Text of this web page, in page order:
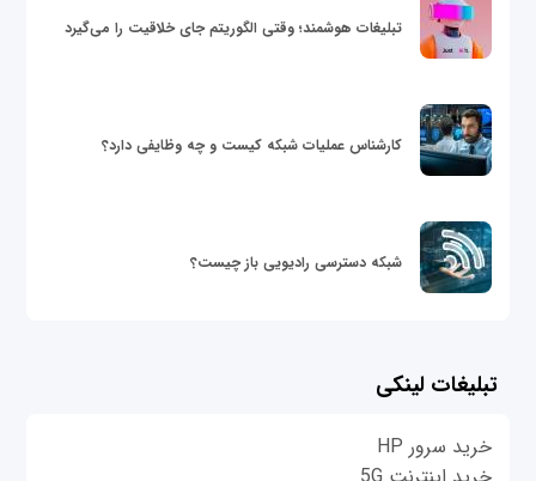
تبلیغات هوشمند؛ وقتی الگوریتم جای خلاقیت را می‌گیرد
کارشناس عملیات شبکه کیست و چه وظایفی دارد؟
شبکه دسترسی رادیویی باز چیست؟
تبلیغات لینکی
خرید سرور HP